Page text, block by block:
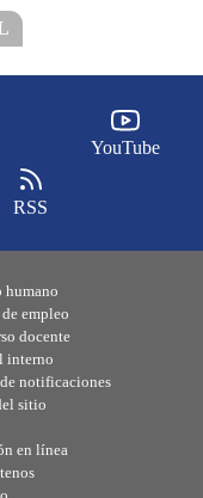
YouTube
RSS
humano
empleo
docente
interno
notificaciones
sitio
en línea